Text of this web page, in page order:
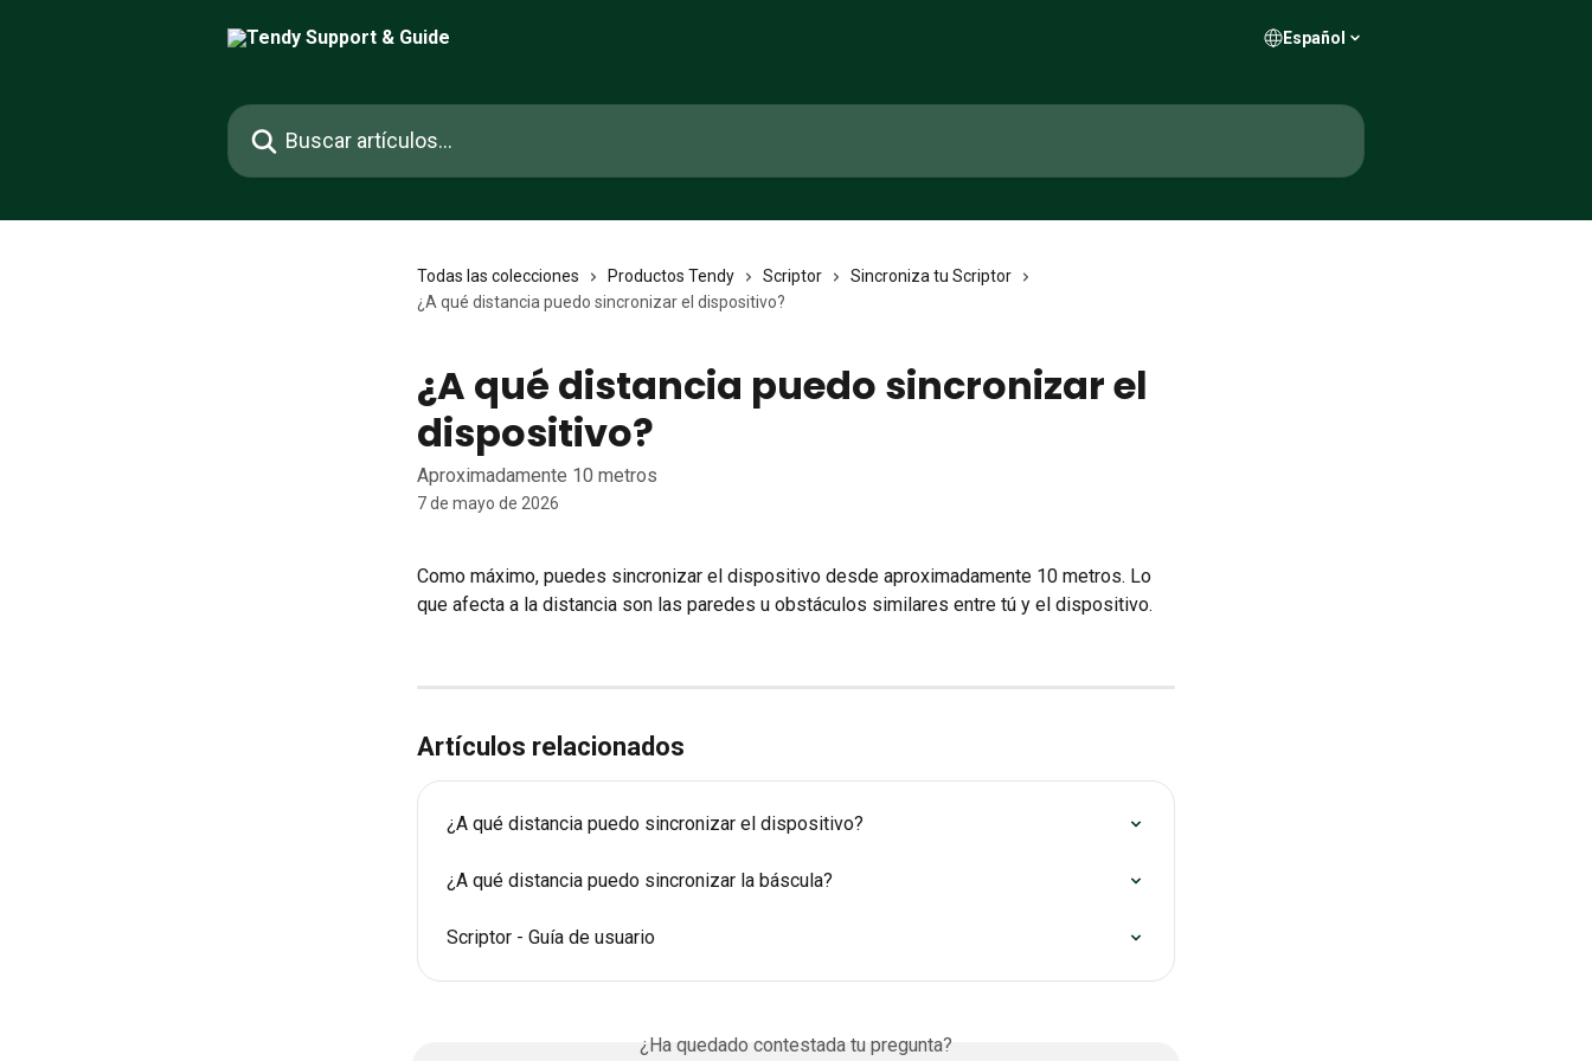
Español
Buscar artículos...
Todas las colecciones Productos Tendy Scriptor
Sincroniza tu Scriptor
¿A qué distancia puedo sincronizar el dispositivo?
¿A qué distancia puedo sincronizar el
dispositivo?
Aproximadamente 10 metros
7 de mayo de 2026
Como máximo, puedes sincronizar el dispositivo desde aproximadamente 10 metros. Lo
que afecta a la distancia son las paredes u obstáculos similares entre tú y el dispositivo.
Artículos relacionados
¿A qué distancia puedo sincronizar el dispositivo?
¿A qué distancia puedo sincronizar la báscula?
Scriptor - Guía de usuario
¿Ha quedado contestada tu pregunta?